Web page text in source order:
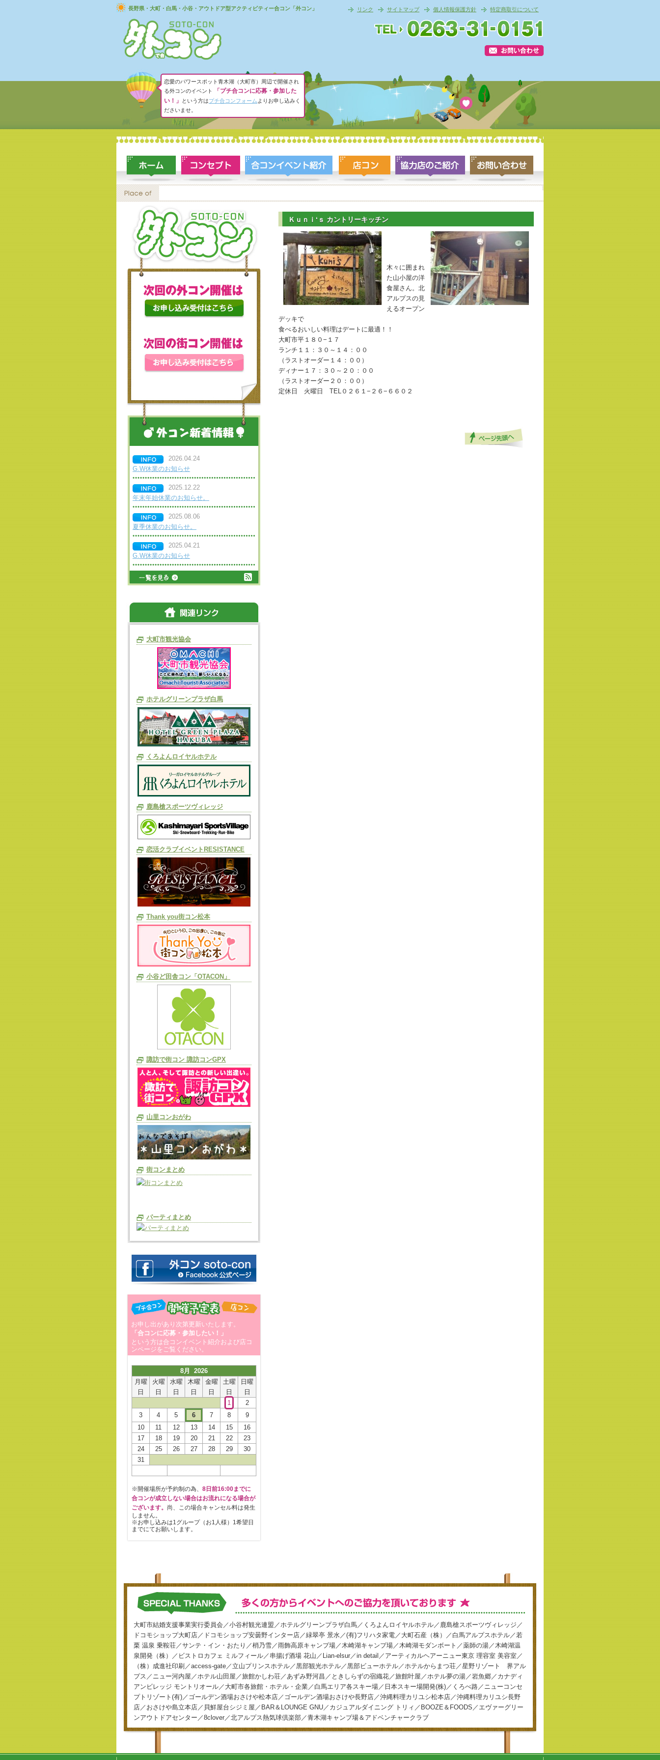
長野県・大町・白馬・小谷・アウトドア型アクティビティー合コン「外コン」 特定商取引について
個人情報保護方針
サイトマップ
リンク
恋愛のパワースポット青木湖（大町市）周辺で開催され
る外コンのイベント
「プチ合コンに応募・参加した
い！」
という方はプチ合コンフォーム よりお申し込みく
ださいませ。
Ｋｕｎｉ‘ｓ カントリーキッチン
木々に囲まれ
た山小屋の洋
食屋さん。北
アルプスの見
えるオープン
デッキで
食べるおいしい料理はデートに最適！！
大町市平１８０−１７
ランチ１１：３０～１４：００
（ラストオーダー１４：００）
ディナー１７：３０～２０：００
（ラストオーダー２０：００）
定休日 火曜日 TEL０２６１−２６−６６０２
2026.04.24
G.W休業のお知らせ
2025.12.22
年末年始休業のお知らせ。
2025.08.06
夏季休業のお知らせ。
2025.04.21
G.W休業のお知らせ
大町市観光協会
ホテルグリーンプラザ白馬
くろよんロイヤルホテル
鹿島槍スポーツヴィレッジ
恋活クラブイベントRESISTANCE
Thank you街コン松本
小谷ど田舎コン「OTACON」
諏訪で街コン 諏訪コンGPX
山里コンおがわ
街コンまとめ
パーティまとめ
お申し出があり次第更新いたします。
「合コンに応募・参加したい！」
という方は合コンイベント紹介および店コ
ンページをご覧ください。
8月 2026
月曜
日
火曜
日
水曜
日
木曜
日
金曜
日
土曜
日
日曜
日
1
2
3
4 5 6 7 8
9
10
11 12 13 14 15
16
17
18 19 20 21 22
23
24
25 26 27 28 29
30
31
※開催場所が予約制の為、 8日前16:00までに
合コンが成立しない場合はお流れになる場合が
ございます。 尚、この場合キャンセル料は発生
しません。
※お申し込みは1グループ（お1人様）1希望日
までにてお願いします。
大町市結婚支援事業実行委員会／小谷村観光連盟／ホテルグリーンプラザ白馬／くろよんロイヤルホテル／鹿島槍スポーツヴィレッジ／
ドコモショップ大町店／ドコモショップ安曇野インター店／緑翠亭 景水／(有)フリハタ家電／大町石産（株）／白馬アルプスホテル／若
栗 温泉 乗鞍荘／サンテ・イン・おたり／梢乃雪／雨飾高原キャンプ場／木崎湖キャンプ場／木崎湖モダンボート／薬師の湯／木崎湖温
泉開発（株）／ビストロカフェ ミルフィール／串揚げ酒場 花山／Lian-elsur／in detail／アーティカルヘアーニュー東京 理容室 美容室／
（株）成進社印刷／access-gate／立山プリンスホテル／黒部観光ホテル／黒部ビューホテル／ホテルからまつ荘／星野リゾート 界アル
プス／ニュー河内屋／ホテル山田屋／旅館かしわ荘／あずみ野河昌／ときしらずの宿織花／旅館叶屋／ホテル夢の湯／岩魚郷／カナディ
アンビレッジ モントリオール／大町市各旅館・ホテル・企業／白馬エリア各スキー場／日本スキー場開発(株)／くろべ路／ニューコンセ
プトリゾート(有)／ゴールデン酒場おさけや松本店／ゴールデン酒場おさけや長野店／沖縄料理カリユシ松本店／沖縄料理カリユシ長野
店／おさけや島立本店／貝鮮屋台シジミ屋／BAR＆LOUNGE GNU／カジュアルダイニング トリィ／BOOZE＆FOODS／エヴァーグリー
ンアウトドアセンター／8clover／北アルプス熱気球倶楽部／青木湖キャンプ場＆アドベンチャークラブ